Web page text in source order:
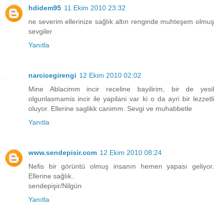
hdidem95 11 Ekim 2010 23:32
ne severim ellerinize sağlık altın renginde muhteşem olmuş
sevgiler
Yanıtla
narcicegirengi 12 Ekim 2010 02:02
Mine Ablacimm incir receline bayilirim, bir de yesil
olgunlasmamis incir ile yapilani var ki o da ayri bir lezzetli
oluyor. Ellerine saglikk canimm. Sevgi ve muhabbetle
Yanıtla
www.sendepisir.com 12 Ekim 2010 08:24
Nefis bir görüntü olmuş insanın hemen yapası geliyor.
Ellerine sağlık..
sendepişir/Nilgün
Yanıtla